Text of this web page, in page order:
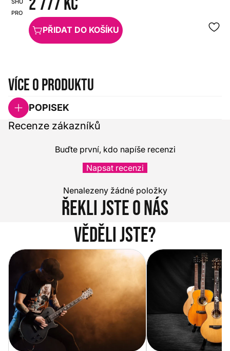
PRO
HX0000000003946
PŘIDAT DO KOŠÍKU
Více o produktu
POPISEK
Recenze zákazníků
Buďte první, kdo napíše recenzi
Napsat recenzi
Nenalezeny žádné položky
Řekli jste o nás
Věděli jste?
Vítejte na novém e-shopu Music
City
Jak vybrat